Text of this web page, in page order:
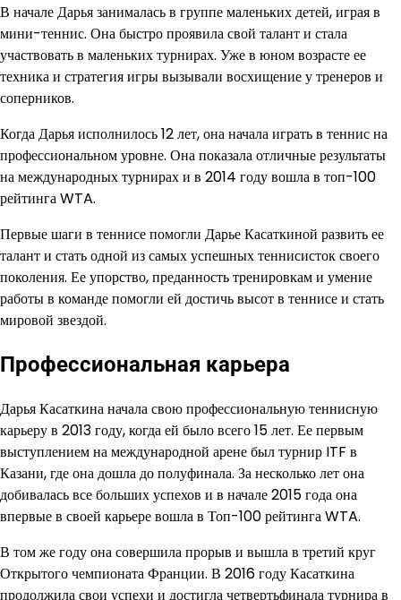
В начале Дарья занималась в группе маленьких детей, играя в
мини-теннис. Она быстро проявила свой талант и стала
участвовать в маленьких турнирах. Уже в юном возрасте ее
техника и стратегия игры вызывали восхищение у тренеров и
соперников.
Когда Дарья исполнилось 12 лет, она начала играть в теннис на
профессиональном уровне. Она показала отличные результаты
на международных турнирах и в 2014 году вошла в топ-100
рейтинга WTA.
Первые шаги в теннисе помогли Дарье Касаткиной развить ее
талант и стать одной из самых успешных теннисисток своего
поколения. Ее упорство, преданность тренировкам и умение
работы в команде помогли ей достичь высот в теннисе и стать
мировой звездой.
Профессиональная карьера
Дарья Касаткина начала свою профессиональную теннисную
карьеру в 2013 году, когда ей было всего 15 лет. Ее первым
выступлением на международной арене был турнир ITF в
Казани, где она дошла до полуфинала. За несколько лет она
добивалась все больших успехов и в начале 2015 года она
впервые в своей карьере вошла в Топ-100 рейтинга WTA.
В том же году она совершила прорыв и вышла в третий круг
Открытого чемпионата Франции. В 2016 году Касаткина
продолжила свои успехи и достигла четвертьфинала турнира в